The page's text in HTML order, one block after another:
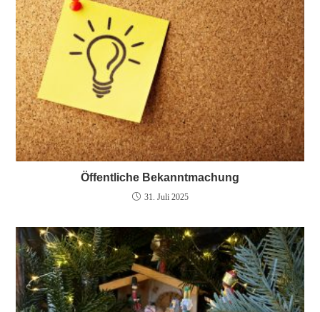
Öffentliche Bekanntmachung
31. Juli 2025